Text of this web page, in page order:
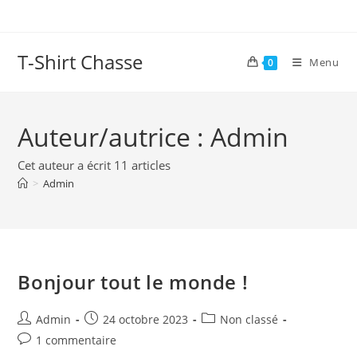
T-Shirt Chasse 0 Menu
Auteur/autrice :Admin
Cet auteur a écrit 11 articles
> Admin
Bonjour tout le monde !
Auteur/autrice
de
Admin
Publication
publiée :
24 octobre 2023
PostNon classé
Commentaires
1 commentaire